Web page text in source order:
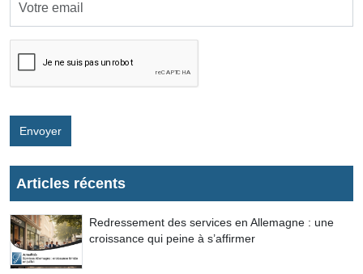
Envoyer
Articles récents
Redressement des services en Allemagne : une
croissance qui peine à s’affirmer